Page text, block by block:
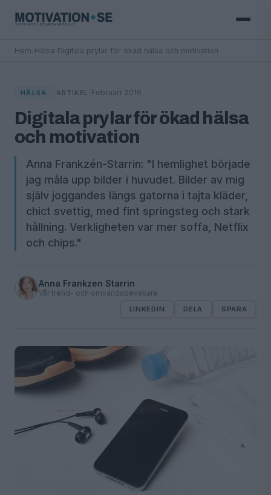
Hem Hälsa Digitala prylar för ökad hälsa och motivation
HÄLSA ARTIKEL Februari 2016
Digitala prylar för ökad hälsa
och motivation
Anna Frankzén-Starrin: "I hemlighet började
jag måla upp bilder i huvudet. Bilder av mig
själv joggandes längs gatorna i tajta kläder,
chict svettig, med fint springsteg och stark
hållning. Verkligheten var mer soffa, Netflix
och chips."
Anna Frankzen Starrin
Vår trend- och omvärldsbevakare
LINKEDIN DELA SPARA